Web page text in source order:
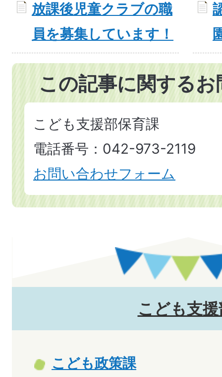
放課後児童クラブの職
員を募集しています！
この記事に関する
こども支援部保育課
電話番号：042-973-2119
お問い合わせフォーム
こども支
こども政策課